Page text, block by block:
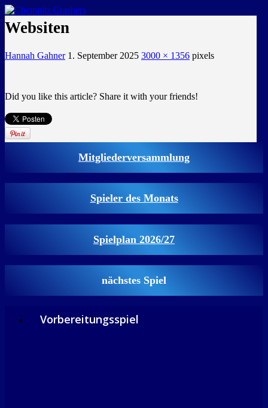
GEMEINSAM EINE LEIDENSCHAFT
Websiten
Hannah Gahner 1. September 2025 3000 × 1356 pixels
Did you like this article? Share it with your friends!
Mitgliederversammlung
Spieler des Monats
Spielplan 2026/27
nächstes Spiel
Vorbereitungsspiel